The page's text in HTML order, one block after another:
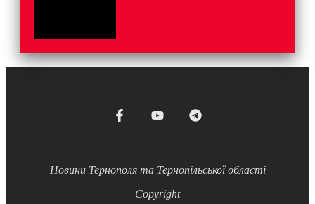
Новини Тернополя та Тернопільської області
Copyright